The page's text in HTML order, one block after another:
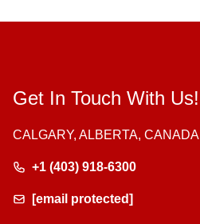
Get In Touch With Us!
CALGARY, ALBERTA, CANADA
+1 (403) 918-6300
[email protected]